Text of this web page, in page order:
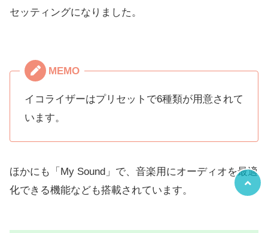
セッティングになりました。
MEMO
イコライザーはプリセットで6種類が用意されて
います。
ほかにも「My Sound」で、音楽用にオーディオを最適
化できる機能なども搭載されています。